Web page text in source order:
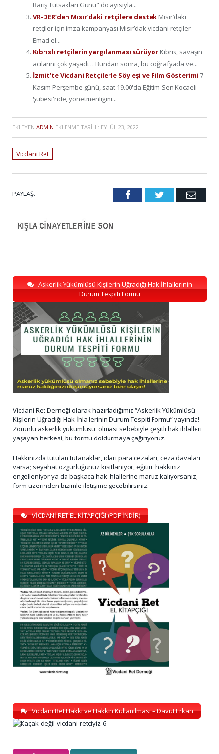
Barış Tutsakları Günü" dolayısıyla...
VR-DER’den Mısır’daki retçilere destek Mısır’daki
retçiler için imza kampanyası Mısır’dak vicdani retçiler
Emad el...
Kıbrıslı retçilerin yargılanması sürüyor Kıbrıs, savaşın
acılarını çok yaşadı… Bundan sonra, bu coğrafyada ve...
İzmit’te Vicdani Retçilerle Söyleşi ve Film Gösterimi 7
Kasım Perşembe günü, saat 19.00'da Eğitim-Sen Kocaeli
Şubesi'nde, yönetmenliğini...
EKLEYEN ADMIN EKLENME TARIHI: EYLÜL 23, 2022
Vicdani Ret
PAYLAŞ. FacebookTwitter Email
Askerlik Yükümlüsü Kişilerin Uğradığı Hak İhlallerinin
Durum Tespiti Formu
Vicdani Ret Derneği olarak hazırladığımız “Askerlik Yükümlüsü
Kişilerin Uğradığı Hak İhlallerinin Durum Tespiti Formu” yayında!
Zorunlu askerlik yükümlüsü olması sebebiyle çeşitli hak ihlalleri
yaşayan herkesi, bu formu doldurmaya çağırıyoruz.
Hakkınızda tutulan tutanaklar, idari para cezaları, ceza davaları
varsa; seyahat özgürlüğünüz kısıtlanıyor, eğitim hakkınız
engelleniyor ya da başkaca hak ihlallerine maruz kalıyorsanız,
form üzerinden bizimle iletişime geçebilirsiniz.
VİCDANİ RET EL KİTAPÇIĞI (PDF İNDİR)
Vicdani Ret Hakkı ve Hakkın Kullanılması – Davut Erkan